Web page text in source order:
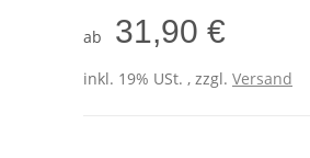
ab 31,90 €
inkl. 19% USt. , zzgl. Versand